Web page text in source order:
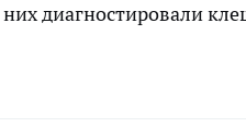
диагностировали